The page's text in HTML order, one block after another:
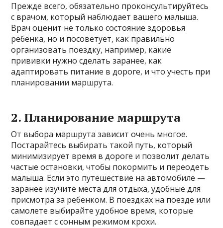
Прежде всего, обязательно проконсультируйтесь
с врачом, который наблюдает вашего малыша.
Врач оценит не только состояние здоровья
ребенка, но и посоветует, как правильно
организовать поездку, например, какие
прививки нужно сделать заранее, как
адаптировать питание в дороге, и что учесть при
планировании маршрута.
2. Планирование маршрута
От выбора маршрута зависит очень многое.
Постарайтесь выбирать такой путь, который
минимизирует время в дороге и позволит делать
частые остановки, чтобы покормить и переодеть
малыша. Если это путешествие на автомобиле —
заранее изучите места для отдыха, удобные для
присмотра за ребенком. В поездках на поезде или
самолете выбирайте удобное время, которые
совпадает с сонным режимом крохи.